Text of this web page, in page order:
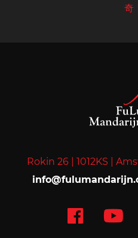
奇
Rokin 26 | 1012KS |